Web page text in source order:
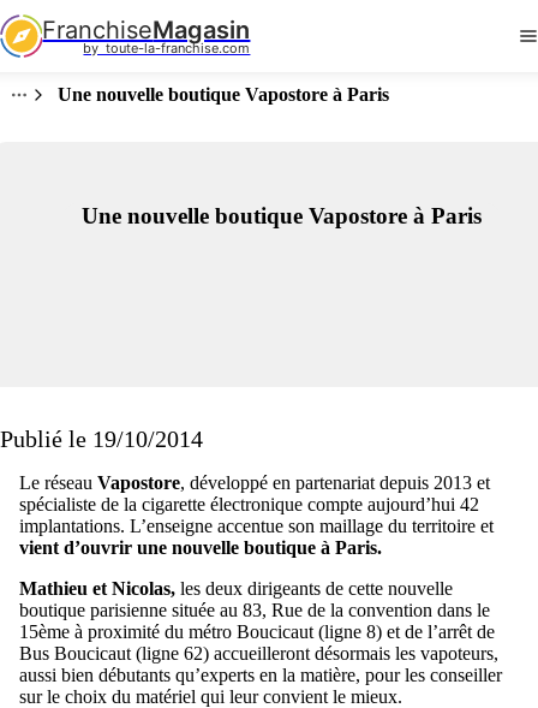
FranchiseMagasin
by  toute-la-franchise.com
Une nouvelle boutique Vapostore à Paris
Une nouvelle boutique Vapostore à Paris
Publié le 19/10/2014
Le réseau Vapostore, développé en partenariat depuis 2013 et
spécialiste de la cigarette électronique compte aujourd’hui 42
implantations. L’enseigne accentue son maillage du territoire et
vient d’ouvrir une nouvelle boutique à Paris.
Mathieu et Nicolas, les deux dirigeants de cette nouvelle
boutique parisienne située au 83, Rue de la convention dans le
15ème à proximité du métro Boucicaut (ligne 8) et de l’arrêt de
Bus Boucicaut (ligne 62) accueilleront désormais les vapoteurs,
aussi bien débutants qu’experts en la matière, pour les conseiller
sur le choix du matériel qui leur convient le mieux.